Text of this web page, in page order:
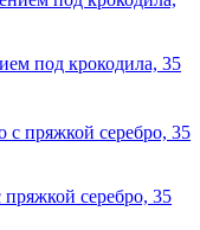
под крокодила, 35
серебро, 35